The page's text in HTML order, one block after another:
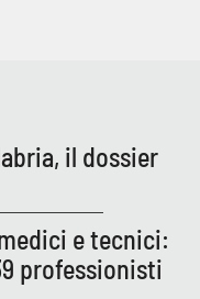
il dossier
e tecnici:
professionisti